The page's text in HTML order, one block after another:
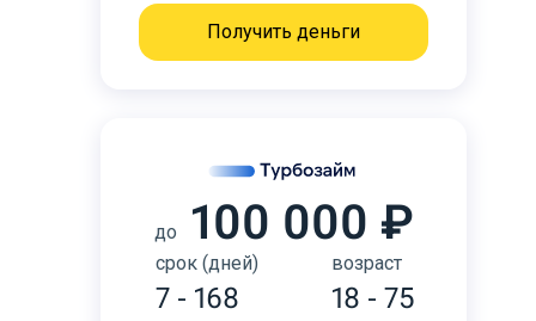
Получить деньги
до 100 000 ₽
срок (дней)
7 - 168
возраст
18 - 75